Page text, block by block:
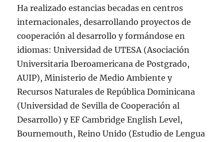
Ha realizado estancias becadas en centros
internacionales, desarrollando proyectos de
cooperación al desarrollo y formándose en
idiomas: Universidad de UTESA (Asociación
Universitaria Iberoamericana de Postgrado,
AUIP), Ministerio de Medio Ambiente y
Recursos Naturales de República Dominicana
(Universidad de Sevilla de Cooperación al
Desarrollo) y EF Cambridge English Level,
Bournemouth, Reino Unido (Estudio de Lengua